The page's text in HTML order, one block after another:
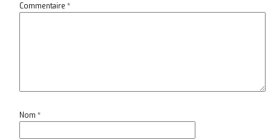
Commentaire *
Nom *